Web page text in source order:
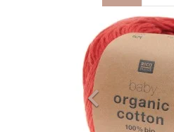

Précédent